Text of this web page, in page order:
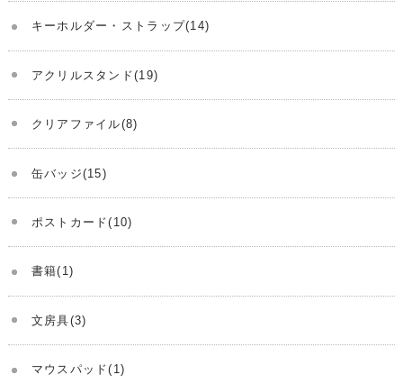
キーホルダー・ストラップ(14)
アクリルスタンド(19)
クリアファイル(8)
缶バッジ(15)
ポストカード(10)
書籍(1)
文房具(3)
マウスパッド(1)